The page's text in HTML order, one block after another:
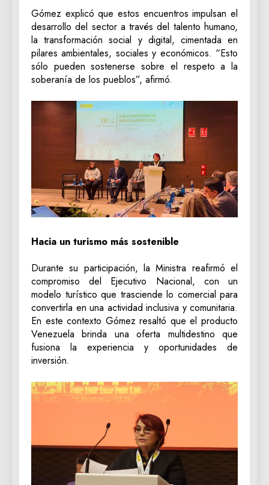
Gómez explicó que estos encuentros impulsan el
desarrollo del sector a través del talento humano,
la transformación social y digital, cimentada en
pilares ambientales, sociales y económicos. “Esto
sólo pueden sostenerse sobre el respeto a la
soberanía de los pueblos”, afirmó.
Hacia un turismo más sostenible
Durante su participación, la Ministra reafirmó el
compromiso del Ejecutivo Nacional, con un
modelo turístico que trasciende lo comercial para
convertirla en una actividad inclusiva y comunitaria.
En este contexto Gómez resaltó que el producto
Venezuela brinda una oferta multidestino que
fusiona la experiencia y oportunidades de
inversión.